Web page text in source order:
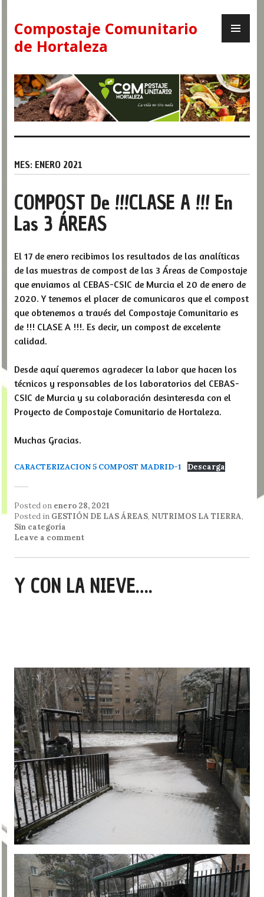
to
content
Compostaje Comunitario
de Hortaleza
MES: ENERO 2021
COMPOST De !!!CLASE A !!! En
Las 3 ÁREAS
El 17 de enero recibimos los resultados de las analíticas
de las muestras de compost de las 3 Áreas de Compostaje
que enviamos al CEBAS-CSIC de Murcia el 20 de enero de
2020. Y tenemos el placer de comunicaros que el compost
que obtenemos a través del Compostaje Comunitario es
de !!! CLASE A !!!. Es decir, un compost de excelente
calidad.
Desde aquí queremos agradecer la labor que hacen los
técnicos y responsables de los laboratorios del CEBAS-
CSIC de Murcia y su colaboración desinteresda con el
Proyecto de Compostaje Comunitario de Hortaleza.
Muchas Gracias.
CARACTERIZACION 5 COMPOST MADRID-1 Descarga
Posted on enero 28, 2021
Posted in GESTIÓN DE LAS ÁREAS, NUTRIMOS LA TIERRA,
Sin categoría
Leave a comment
Y CON LA NIEVE….